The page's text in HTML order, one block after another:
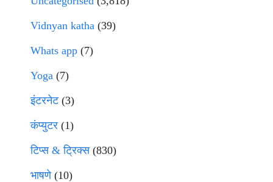
Vidnyan katha (39)
Whats app (7)
Yoga (7)
इंटरनेट(3)
कंप्युटर (1)
टिप्स & ट्रिक्स(830)
भाषणे(10)